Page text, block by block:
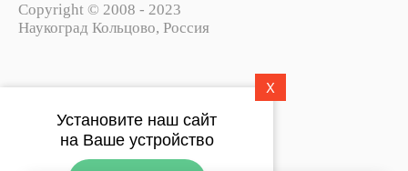
Copyright © 2008 - 2023
Наукоград Кольцово, Россия
Пользовательское соглашение
X
Установите наш сайт
на Ваше устройство